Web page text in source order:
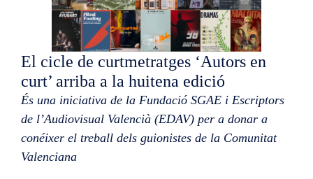
El cicle de curtmetratges ‘Autors en
curt’ arriba a la huitena edició
És una iniciativa de la Fundació SGAE i Escriptors
de l’Audiovisual Valencià (EDAV) per a donar a
conéixer el treball dels guionistes de la Comunitat
Valenciana